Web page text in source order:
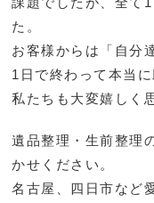
た。
お客様からは「自分
1日で終わって本当
私たちも大変嬉しく
遺品整理・生前整理
かせください。
名古屋、四日市など